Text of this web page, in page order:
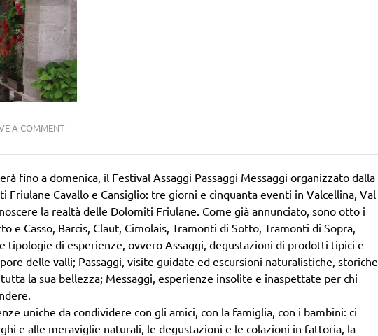
A COMMENT
fino a domenica, il Festival Assaggi Passaggi Messaggi organizzato dalla
Friulane Cavallo e Cansiglio: tre giorni e cinquanta eventi in Valcellina, Val
la realtà delle Dolomiti Friulane. Come già annunciato, sono otto i
e Casso, Barcis, Claut, Cimolais, Tramonti di Sotto, Tramonti di Sopra,
tipologie di esperienze, ovvero Assaggi, degustazioni di prodotti tipici e
delle valli; Passaggi, visite guidate ed escursioni naturalistiche, storiche
la sua bellezza; Messaggi, esperienze insolite e inaspettate per chi
uniche da condividere con gli amici, con la famiglia, con i bambini: ci
e alle meraviglie naturali, le degustazioni e le colazioni in fattoria, la